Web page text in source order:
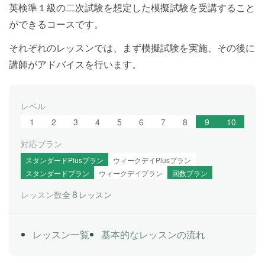
英検準１級の二次試験を想定した模擬試験を受講すること
ができるコースです。
それぞれのレッスンでは、まず模擬試験を実施、その後に
講師がアドバイスを行います。
レベル
1
2 3 4 5 6 7 8 9
10
対応プラン
スタンダードPlusプラン
ウィークデイPlusプラン
スタンダードプラン
ウィークデイプラン 回数プラン
レッスン数全 8 レッスン
レッスン一覧 基本的なレッスンの流れ